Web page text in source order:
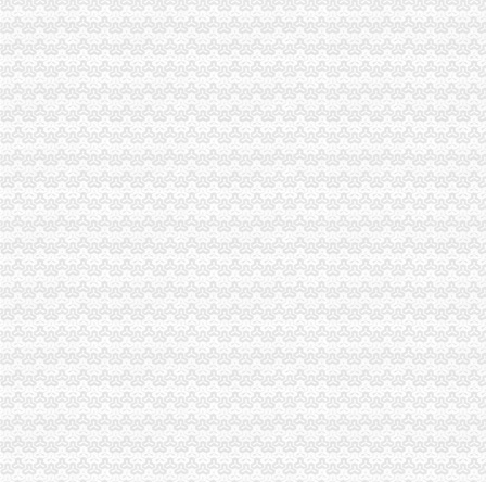
在家门口银行网点即可办理营业执照_国内_新民网
中国前海自贸区专业代理公司注册代办营业执照_志趣网
快速代办美容美发营业执照四天出
供应深圳公司注册、快捷代办营业执照仅需800元_志趣网
赣州：夫妻替人代办营业执照伪造公章和签名被拘_原创_江西网络广
【图】九龙坡南坪四公里工商代办公司注册代理营业执照登记_重庆工
北京代办工商企业执照哪家优惠_专业代办公司营业执照费用-【四季
四惠工商注册_四惠代理工商注册_四惠代办营业执照-qd8.com.cn
雄安社保代理/代理记账/代办营业执照
我在外地,想在青岛找人代办沧口四流中路经商营业执照,_百度知道
昆山张浦代办营业执照准备工作
东莞市代办营业执照“四化”推进企业简易注销工作_【公司注册服